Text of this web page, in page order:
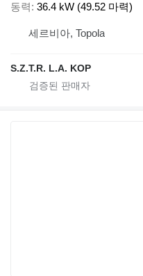
동력 36.4 kW (49.52 마력)
세르비아, Topola
S.Z.T.R. L.A. KOP